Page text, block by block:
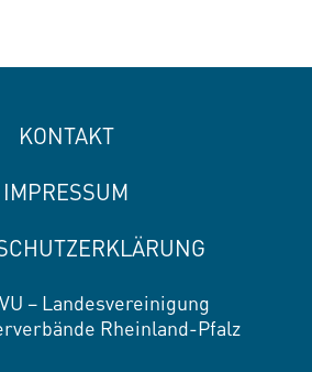
KONTAKT
IMPRESSUM
– Landesvereinigung
Rheinland-Pfalz